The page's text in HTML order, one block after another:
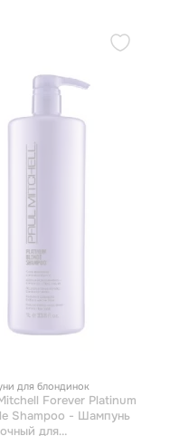
для блондинок
Forever Platinum
Shampoo - Шампунь
для